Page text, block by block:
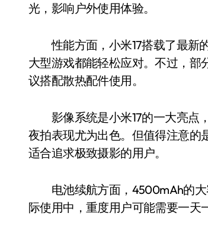
光，影响户外使用体验。
性能方面，小米17搭载了最新的
大型游戏都能轻松应对。不过，部
议搭配散热配件使用。
影像系统是小米17的一大亮点
夜拍表现尤为出色。但值得注意的
适合追求极致摄影的用户。
电池续航方面，4500mAh的大
际使用中，重度用户可能需要一天